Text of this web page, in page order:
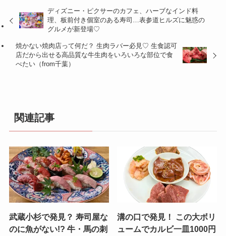
ディズニー・ピクサーのカフェ、ハーブなインド料
理、板前付き個室のある寿司…表参道ヒルズに魅惑の
グルメが新登場♡
焼かない焼肉店って何だ？ 生肉ラバー必見♡ 生食認可
店だから出せる高品質な牛生肉をいろいろな部位で食
べたい（from千葉）
関連記事
武蔵小杉で発見？ 寿司屋な
のに魚がない!? 牛・馬の刺
溝の口で発見！ この大ボリ
ュームでカルビ一皿1000円